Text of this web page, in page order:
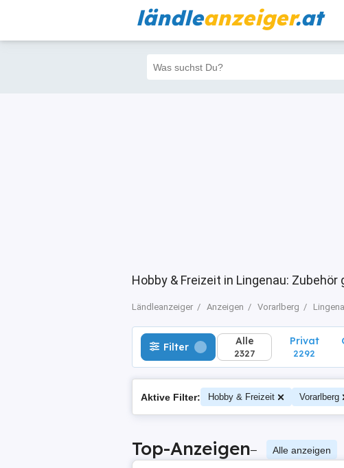
ländleanzeiger.at
Hobby & Freizeit in Lingenau:
Ländleanzeiger Anzeigen Vorarlberg
Filter Alle
2327
Privat
2292
Filter Alle
2327
Privat
2292
Aktive Filter: Hobby & Freizeit Vorarlberg
Top-Anzeigen– Alle anzeigen